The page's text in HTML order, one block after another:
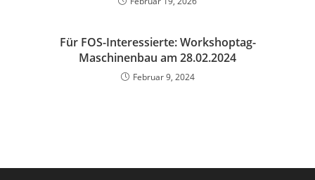
Für FOS-Interessierte: Workshoptag-
Maschinenbau am 28.02.2024
Februar 9, 2024